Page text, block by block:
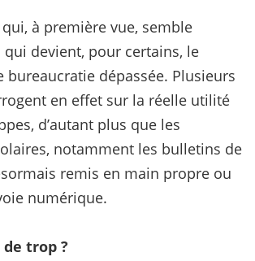
à première vue, semble
devient, pour certains, le
bureaucratie dépassée. Plusieurs
en effet sur la réelle utilité
d’autant plus que les
notamment les bulletins de
remis en main propre ou
numérique.
trop ?